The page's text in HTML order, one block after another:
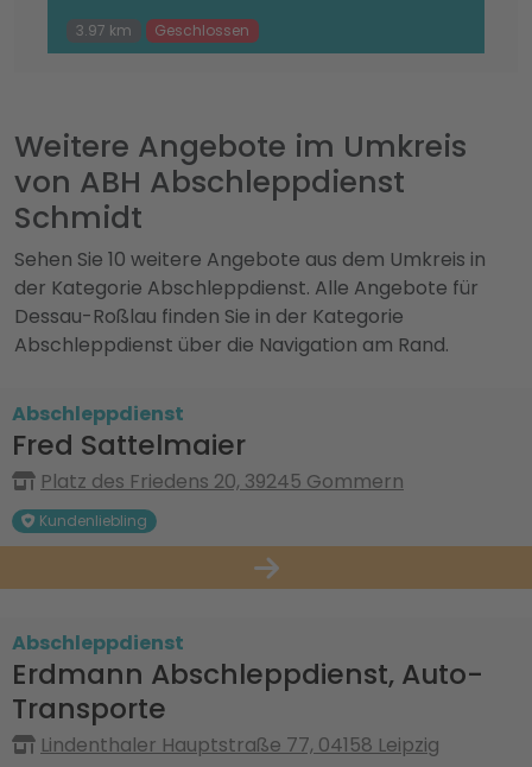
3.97 km Geschlossen
Weitere Angebote im Umkreis
von ABH Abschleppdienst
Schmidt
Sehen Sie 10 weitere Angebote aus dem Umkreis in
der Kategorie Abschleppdienst. Alle Angebote für
Dessau-Roßlau finden Sie in der Kategorie
Abschleppdienst über die Navigation am Rand.
Abschleppdienst
Fred Sattelmaier
Platz des Friedens 20, 39245 Gommern
Kundenliebling
Abschleppdienst
Erdmann Abschleppdienst, Auto-
Transporte
Lindenthaler Hauptstraße 77, 04158 Leipzig